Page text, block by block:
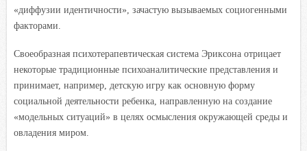
«диффузии идентичности», зачастую вызываемых социогенными
факторами.
Своеобразная психотерапевтическая система Эриксона отрицает
некоторые традиционные психоаналитические представления и
принимает, например, детскую игру как основную форму
социальной деятельности ребенка, направленную на создание
«модельных ситуаций» в целях осмысления окружающей среды и
овладения миром.